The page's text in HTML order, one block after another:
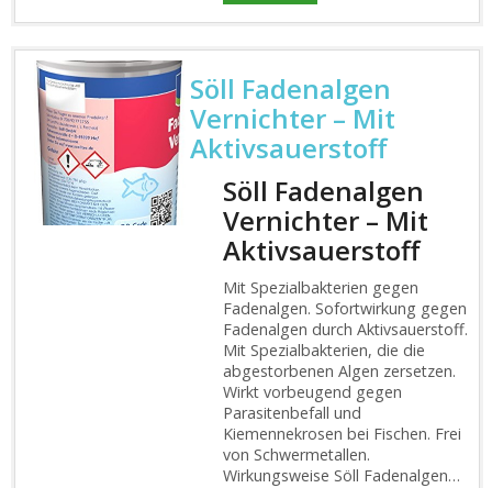
Söll Fadenalgen
Vernichter – Mit
Aktivsauerstoff
Söll Fadenalgen
Vernichter – Mit
Aktivsauerstoff
Mit Spezialbakterien gegen
Fadenalgen. Sofortwirkung gegen
Fadenalgen durch Aktivsauerstoff.
Mit Spezialbakterien, die die
abgestorbenen Algen zersetzen.
Wirkt vorbeugend gegen
Parasitenbefall und
Kiemennekrosen bei Fischen. Frei
von Schwermetallen.
Wirkungsweise Söll Fadenalgen…